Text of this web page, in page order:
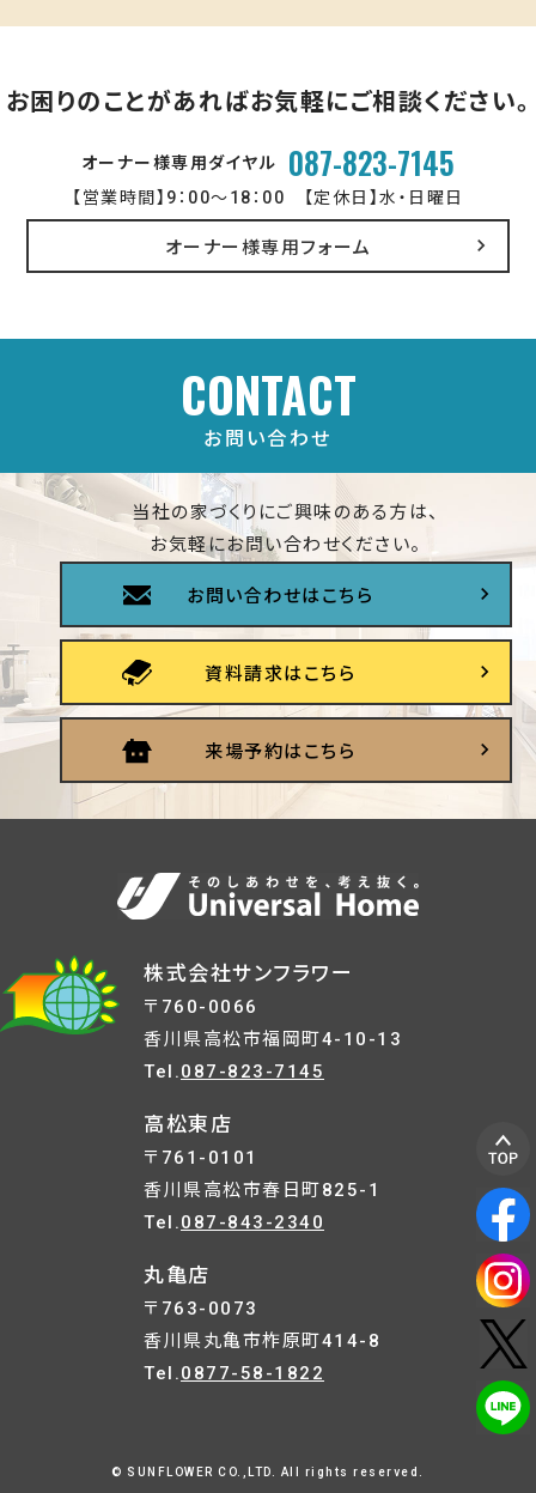
お困りのことがあればお気軽にご相談ください。
オーナー様専用ダイヤル 087-823-7145
【営業時間】9：00～18：00 【定休日】水・日曜日
オーナー様専用フォーム
CONTACT
お問い合わせ
当社の家づくりにご興味のある方は、
お気軽にお問い合わせください。
お問い合わせはこちら
資料請求はこちら
来場予約はこちら
株式会社サンフラワー
〒760-0066
香川県高松市福岡町4-10-13
Tel.087-823-7145
高松東店
〒761-0101
香川県高松市春日町825-1
Tel.087-843-2340
丸亀店
〒763-0073
香川県丸亀市柞原町414-8
Tel.0877-58-1822
© SUNFLOWER CO.,LTD. All rights reserved.